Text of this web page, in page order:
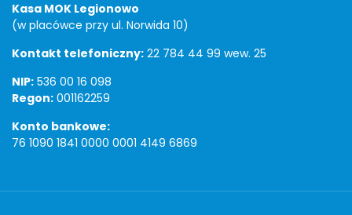
Kasa MOK Legionowo
(w placówce przy ul. Norwida 10)
Kontakt telefoniczny: 22 784 44 99 wew. 25
NIP: 536 00 16 098
Regon: 001162259
Konto bankowe:
76 1090 1841 0000 0001 4149 6869
Copyright